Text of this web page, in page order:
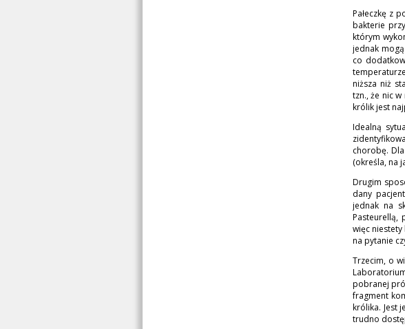
Pałeczkę z
bakterie
którym
jednak
co
niższa niż
tzn., że nic
królik jest
Idealną
chorobę.
(określa, na
Drugim
dany
jednak na
Pasteurellą,
więc
na pytanie
Trzecim, o
pobranej
fragment
królika. Jest
trudno